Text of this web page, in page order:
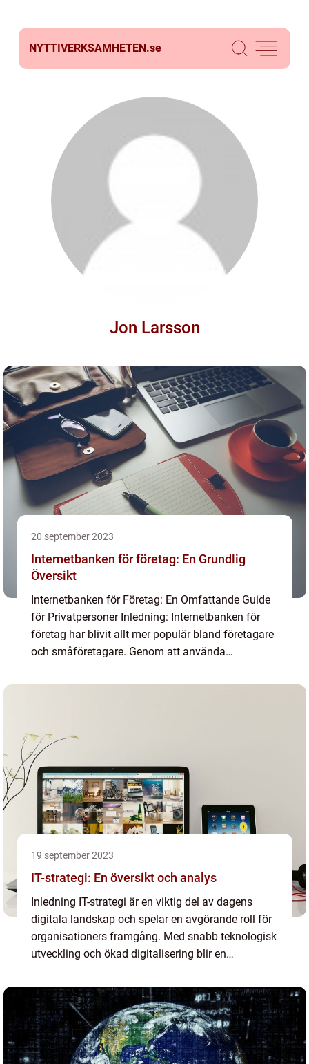
NYTTIVERKSAMHETEN.se
Jon Larsson
20 september 2023
Internetbanken för företag: En Grundlig
Översikt
Internetbanken för Företag: En Omfattande Guide
för Privatpersoner Inledning: Internetbanken för
företag har blivit allt mer populär bland företagare
och småföretagare. Genom att använda
effektivt hantera...
19 september 2023
IT-strategi: En översikt och analys
Inledning IT-strategi är en viktig del av dagens
digitala landskap och spelar en avgörande roll för
organisationers framgång. Med snabb teknologisk
utveckling och ökad digitalisering blir en
organisationer s...